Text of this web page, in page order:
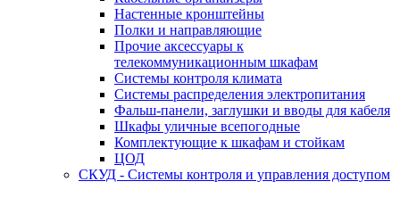
Настенные кронштейны
Полки и направляющие
Прочие аксессуары к
телекоммуникационным шкафам
Системы контроля климата
Системы распределения электропитания
Фальш-панели, заглушки и вводы для кабеля
Шкафы уличные всепогодные
Комплектующие к шкафам и стойкам
ЦОД
СКУД - Системы контроля и управления доступом